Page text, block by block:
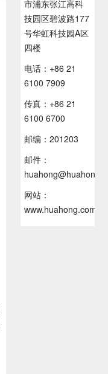
市浦东张江高科
技园区碧波路177
号华虹科技园A区
四楼
电话：+86 21
6100 7909
传真：+86 21
6100 6700
邮编：201203
邮件：
网站：
www.huahong.com.cn